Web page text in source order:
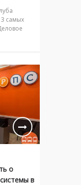
самых
о
в